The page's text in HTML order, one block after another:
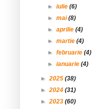
►iulie(6)
►mai(8)
►aprilie(4)
►martie(4)
►februarie(4)
►ianuarie(4)
►2025 (38)
►2024 (31)
►2023 (60)